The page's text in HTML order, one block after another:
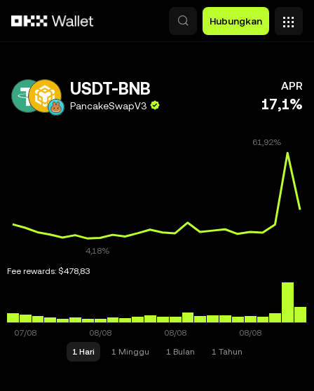
Hubungkan
USDT-BNB
PancakeSwapV3
APR
17,1%
Fee rewards: $478,83
1 Hari 1 Minggu 1 Bulan 1 Tahun